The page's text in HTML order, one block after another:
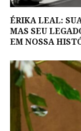
ÉRIKA LEAL:
MAS SEU
EM NOSSA